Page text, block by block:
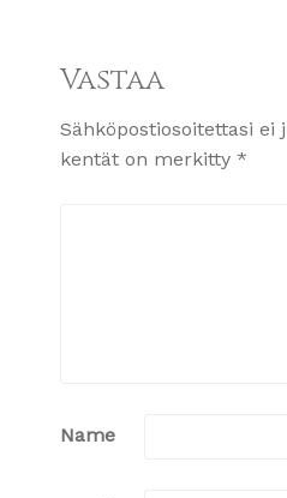
Vastaa
Sähköpostiosoitettasi ei
kentät on merkitty *
Name